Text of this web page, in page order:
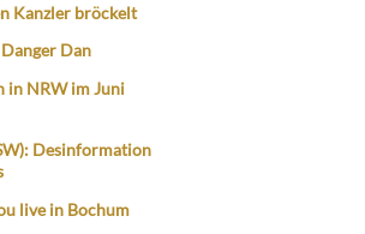
Kanzler bröckelt
Dan
in NRW im Juni
Desinformation
live in Bochum